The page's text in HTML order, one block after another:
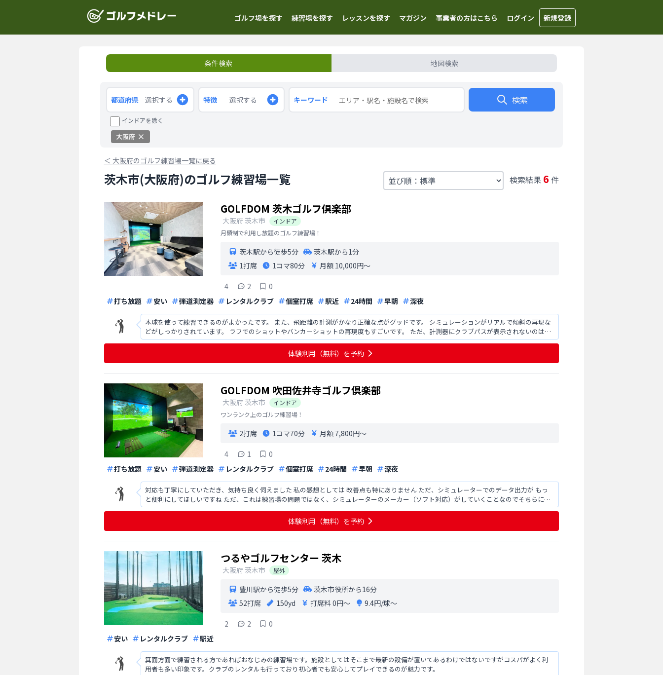
ゴルフ場を探す 練習場を探す レッスンを探す マガジン 事業者の方はこちら ログイン 新規登録
条件検索 地図検索
都道府県 選択する 特徴 選択する キーワード 検索
インドアを除く
大阪府
＜ 大阪府のゴルフ練習場一覧に戻る
茨木市(大阪府)のゴルフ練習場一覧 検索結果 6 件
GOLFDOM 茨木ゴルフ倶楽部
大阪府 茨木市
インドア
月額制で利用し放題のゴルフ練習場！
茨木駅から徒歩5分
茨木駅から1分
1打席
1コマ80分 月額 10,000円〜
4 2
0
打ち放題
安い 弾道測定器 レンタルクラブ 個室打席 駅近 24時間 早朝 深夜
本球を使って練習できるのがよかったです。 また、飛距離の計測がかなり正確な点がグッドです。 シミュレーションがリアルで傾斜の再現な
どがしっかりされています。 ラフでのショットやバンカーショットの再現度もすごいです。 ただ、計測器にクラブパスが表示されないのはマ
イナス評価です。 それに最初にスイン
体験利用（無料）を予約
GOLFDOM 吹田佐井寺ゴルフ倶楽部
大阪府 茨木市
インドア
ワンランク上のゴルフ練習場！
2打席 1コマ70分 月額 7,800円〜
4 1
0
打ち放題
安い 弾道測定器 レンタルクラブ 個室打席 24時間 早朝 深夜
対応も丁寧にしていただき、気持ち良く伺えました 私の感想としては 改善点も特にありません ただ、シミュレーターでのデータ出力が もっ
と便利にしてほしいですね ただ、これは練習場の問題ではなく、シミュレーターのメーカー（ソフト対応）がしていくことなのでそちらに期
待しています あと、実際に契約したあとに
体験利用（無料）を予約
つるやゴルフセンター 茨木
大阪府 茨木市 屋外
豊川駅から徒歩5分
茨木市役所から16分
52打席
150yd 打席料0円〜 9.4円/球〜
2 2
0
安い
レンタルクラブ 駅近
箕面方面で練習される方であればおなじみの練習場です。施設としてはそこまで最新の設備が置いてあるわけではないですがコスパがよく利
用者も多い印象です。クラブのレンタルも行っており初心者でも安心してプレイできるのが魅力です。